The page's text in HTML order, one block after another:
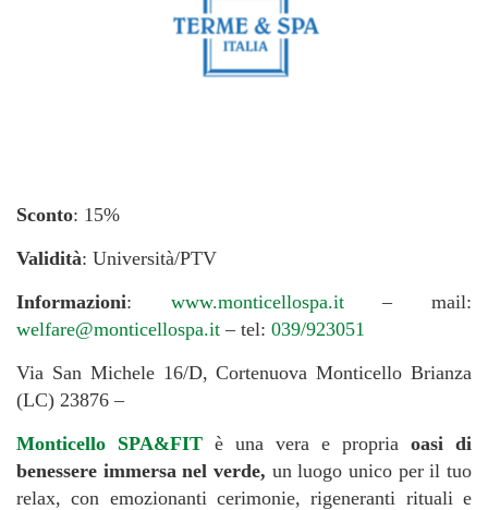
Sconto: 15%
Validità: Università/PTV
Informazioni: www.monticellospa.it– mail:
welfare@monticellospa.it – tel: 039/923051
Via San Michele 16/D, Cortenuova Monticello Brianza
(LC) 23876 –
Monticello SPA&FIT è una vera e propria oasi di
benessere immersa nel verde, un luogo unico per il tuo
relax, con emozionanti cerimonie, rigeneranti rituali e